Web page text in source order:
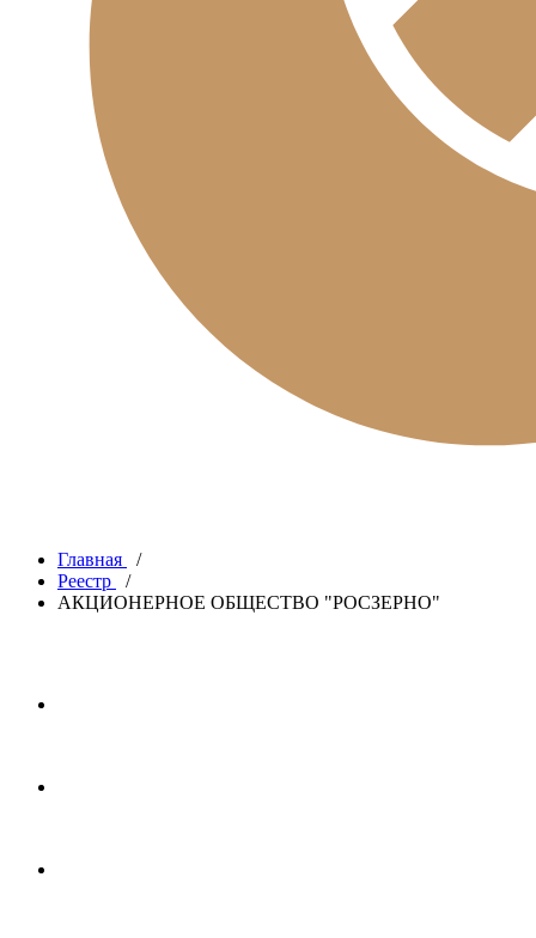
Главная
/
Реестр
/
АКЦИОНЕРНОЕ ОБЩЕСТВО "РОСЗЕРНО"